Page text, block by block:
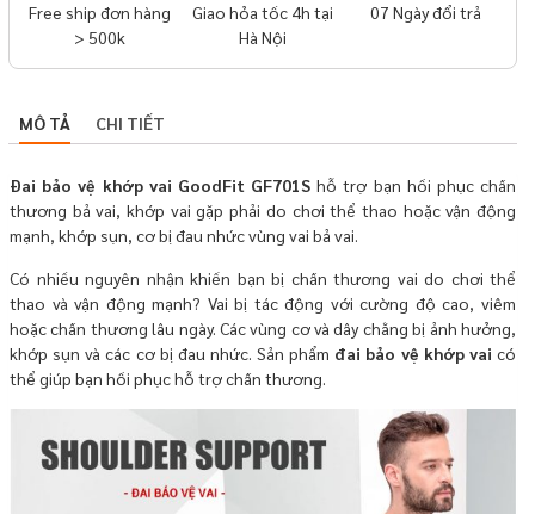
Free ship đơn hàng
> 500k
Giao hỏa tốc 4h tại
Hà Nội
07 Ngày đổi trả
MÔ TẢ CHI TIẾT
Đai bảo vệ khớp vai GoodFit GF701Shỗ trợ bạn hồi phục chấn
thương bả vai, khớp vai gặp phải do chơi thể thao hoặc vận động
mạnh, khớp sụn, cơ bị đau nhức vùng vai bả vai.
Có nhiều nguyên nhận khiến bạn bị chấn thương vai do chơi thể
thao và vận động mạnh? Vai bị tác động với cường độ cao, viêm
hoặc chấn thương lâu ngày. Các vùng cơ và dây chằng bị ảnh hưởng,
khớp sụn và các cơ bị đau nhức. Sản phẩm đai bảo vệ khớp vaicó
thể giúp bạn hồi phục hỗ trợ chấn thương.